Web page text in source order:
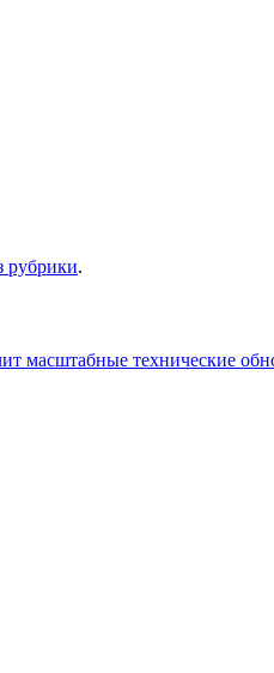
рубрики.
масштабные технические